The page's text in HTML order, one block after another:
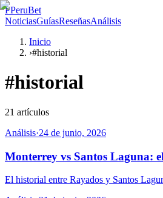
PPeruBet
NoticiasGuíasReseñasAnálisis
Inicio
›#historial
#historial
21 artículos
Análisis·24 de junio, 2026
Monterrey vs Santos Laguna:
El historial entre Rayados y Santos